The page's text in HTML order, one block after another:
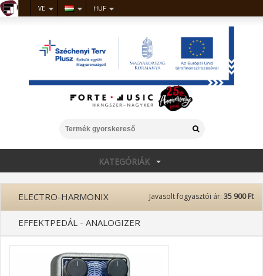
VE HUF
KATEGÓRIÁK
Javasolt fogyasztói ár: 35 900 Ft
ELECTRO-HARMONIX
EFFEKTPEDÁL - ANALOGIZER